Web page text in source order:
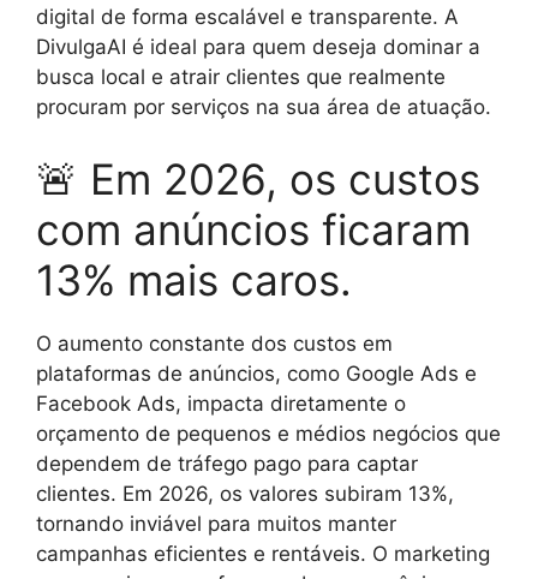
digital de forma escalável e transparente. A
DivulgaAI é ideal para quem deseja dominar a
busca local e atrair clientes que realmente
procuram por serviços na sua área de atuação.
🚨 Em 2026, os custos
com anúncios ficaram
13% mais caros.
O aumento constante dos custos em
plataformas de anúncios, como Google Ads e
Facebook Ads, impacta diretamente o
orçamento de pequenos e médios negócios que
dependem de tráfego pago para captar
clientes. Em 2026, os valores subiram 13%,
tornando inviável para muitos manter
campanhas eficientes e rentáveis. O marketing